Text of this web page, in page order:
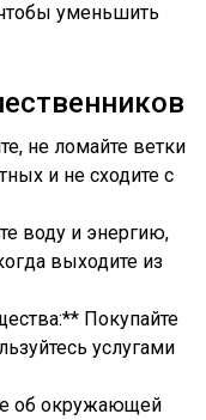
уменьшить
не ломайте ветки
и не сходите с
воду и энергию,
выходите из
Покупайте
услугами
об окружающей